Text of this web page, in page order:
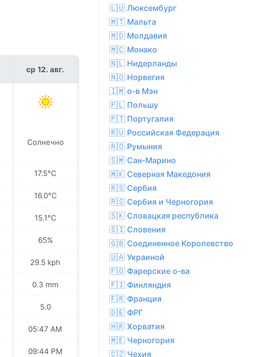
ср 12. авг.
Солнечно
17.5°C
16.0°C
15.1°C
65%
29.5 kph
0.3 mm
5.0
05:47 AM
09:44 PM
чт 13. авг.
Переменная
облачность
19.0°C
17.2°C
83%
32.0 kph
0.0 mm
5.0
05:49 AM
09:41 PM
🇱🇺 Люксембург
🇲🇹 Мальта
🇲🇩 Молдавия
🇲🇨 Монако
🇳🇱 Нидерланды
🇳🇴 Норвегия
🇮🇲 о-в Мэн
🇵🇱 Польшу
🇵🇹 Португалия
🇷🇺 Российская Федерация
🇷🇴 Румыния
🇸🇲 Сан-Марино
🇲🇰 Северная Македония
🇷🇸 Сербия
🇷🇸 Сербия и Черногория
🇸🇰 Словацкая республика
🇸🇮 Словения
🇬🇧 Соединенное Королевство
🇺🇦 Украиной
🇫🇴 Фарерские о-ва
🇫🇮 Финляндия
🇫🇷 Франция
🇩🇪 ФРГ
🇭🇷 Хорватия
🇲🇪 Черногория
🇨🇿 Чехия